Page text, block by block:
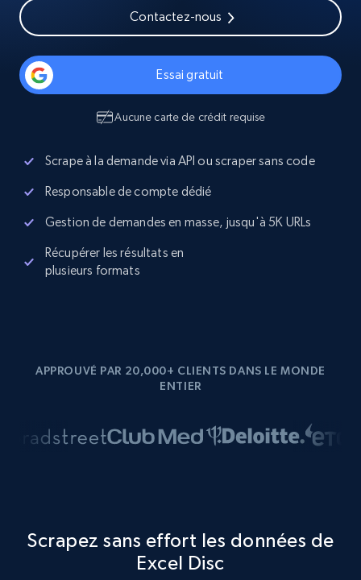
Contactez-nous
Essai gratuit
Aucune carte de crédit requise
Scrape à la demande via API ou scraper sans code
Responsable de compte dédié
Gestion de demandes en masse, jusqu'à 5K URLs
Récupérer les résultats en
plusieurs formats
APPROUVÉ PAR 20,000+ CLIENTS DANS LE MONDE
ENTIER
Scrapez sans effort les données de
Excel Disc